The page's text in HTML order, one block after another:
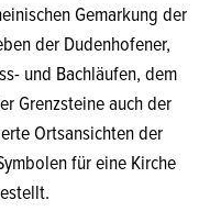
Gemarkung der
der Dudenhofener,
und Bachläufen, dem
Grenzsteine auch der
Ortsansichten der
für eine Kirche